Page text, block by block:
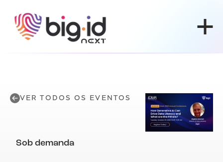
VER TODOS OS EVENTOS
Sob demanda